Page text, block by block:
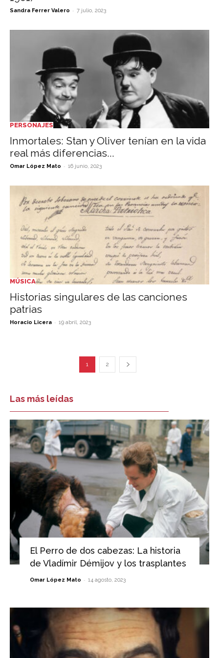
Sandra Ferrer Valero - 7 julio, 2023
PERSONAJES
Inmortales: Stan y Oliver tenían en la vida
real más diferencias...
Omar López Mato - 16 junio, 2023
MÚSICA
Historias singulares de las canciones
patrias
Horacio Licera - 19 abril, 2023
1 2
Las más leídas
El Perro de dos cabezas: La historia
de Vladímir Démijov y los trasplantes
Omar López Mato - 14 agosto, 2023